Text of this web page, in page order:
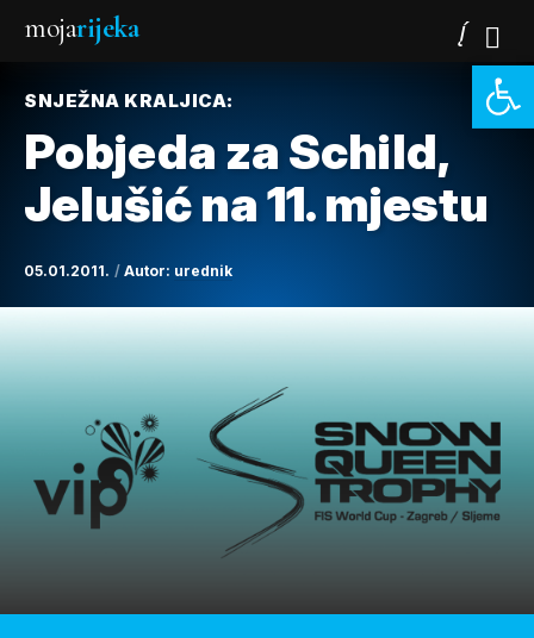
mojarijeka
SNJEŽNA KRALJICA:
Pobjeda za Schild,
Jelušić na 11. mjestu
05.01.2011. Autor: urednik